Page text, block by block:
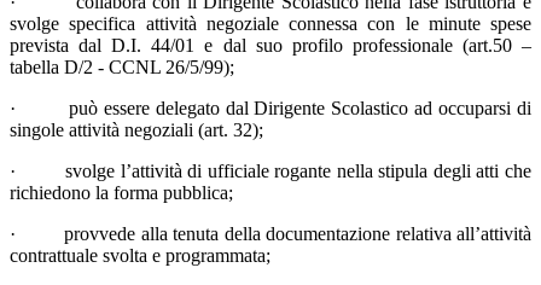
svolge specifica attività negoziale connessa con le minute spese
prevista dal D.I. 44/01 e dal suo profilo professionale (art.50 –
tabella D/2 - CCNL 26/5/99);
· può essere delegato dal Dirigente Scolastico ad occuparsi di
singole attività negoziali (art. 32);
· svolge l’attività di ufficiale rogante nella stipula degli atti che
richiedono la forma pubblica;
· provvede alla tenuta della documentazione relativa all’attività
contrattuale svolta e programmata;